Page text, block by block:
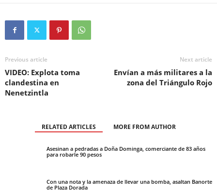
Previous article
VIDEO: Explota toma
clandestina en
Nenetzintla
Next article
Envían a más militares a la
zona del Triángulo Rojo
RELATED ARTICLES MORE FROM AUTHOR
Asesinan a pedradas a Doña Dominga, comerciante de 83 años
para robarle 90 pesos
Con una nota y la amenaza de llevar una bomba, asaltan Banorte
de Plaza Dorada